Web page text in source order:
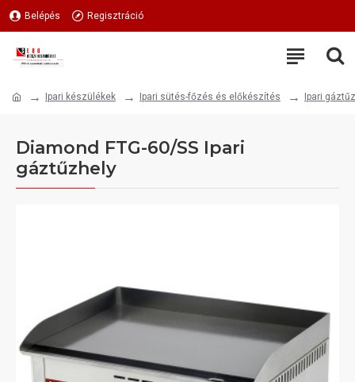
Belépés Regisztráció
Ipari készülékek Ipari sütés-főzés és előkészítés Ipari
Diamond FTG-60/SS Ipari
gáztűzhely